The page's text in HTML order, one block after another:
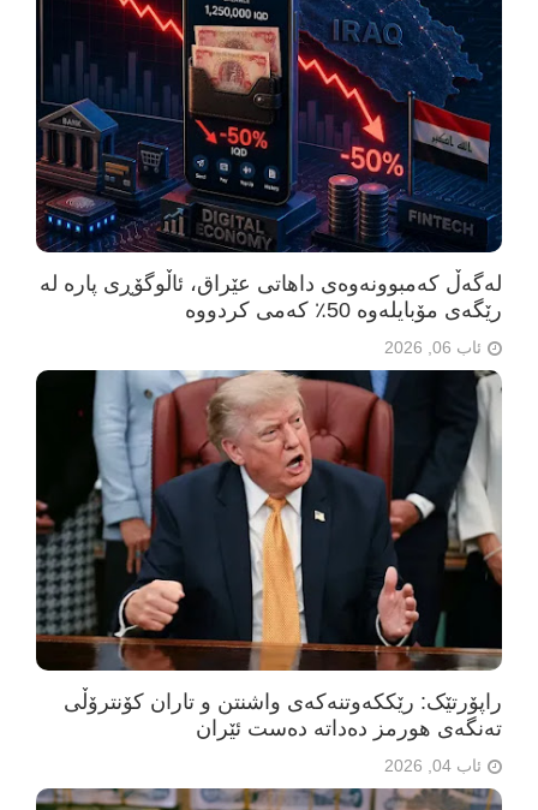
لەگەڵ کەمبوونەوەی داهاتی عێراق، ئاڵوگۆڕی پارە لە
رێگەی مۆبایلەوە 50٪ کەمی کردووە
ئاب 06, 2026
راپۆرتێک: رێککەوتنەکەی واشنتن و تاران کۆنترۆڵی
تەنگەی هورمز دەداتە دەست ئێران
ئاب 04, 2026